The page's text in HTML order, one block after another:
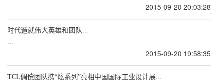
2015-09-20 20:03:28
时代造就伟大英雄和团队...
...
2015-09-20 19:58:35
TCL倜傥团队携“炫系列”亮相中国国际工业设计展...